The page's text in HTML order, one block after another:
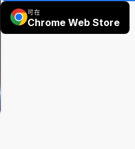
可在
Chrome Web Store